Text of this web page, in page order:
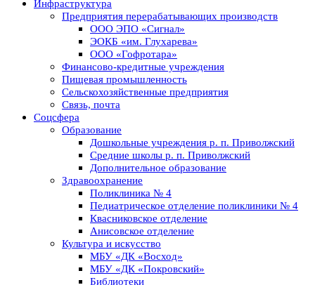
Инфраструктура
Предприятия перерабатывающих производств
ООО ЭПО «Сигнал»
ЭОКБ «им. Глухарева»
ООО «Гофротара»
Финансово-кредитные учреждения
Пищевая промышленность
Сельскохозяйственные предприятия
Связь, почта
Соцсфера
Образование
Дошкольные учреждения р. п. Приволжский
Средние школы р. п. Приволжский
Дополнительное образование
Здравоохранение
Поликлиника № 4
Педиатрическое отделение поликлиники № 4
Квасниковское отделение
Анисовское отделение
Культура и искусство
МБУ «ДК «Восход»
МБУ «ДК «Покровский»
Библиотеки